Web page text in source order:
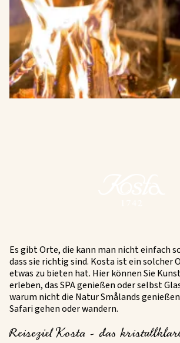
Es gibt Orte, die kann man nicht einfach
dass sie richtig sind. Kosta ist ein solcher
etwas zu bieten hat. Hier können Sie
erleben, das SPA genießen oder selbst
warum nicht die Natur Smålands
Safari gehen oder wandern.
Reiseziel Kosta - das